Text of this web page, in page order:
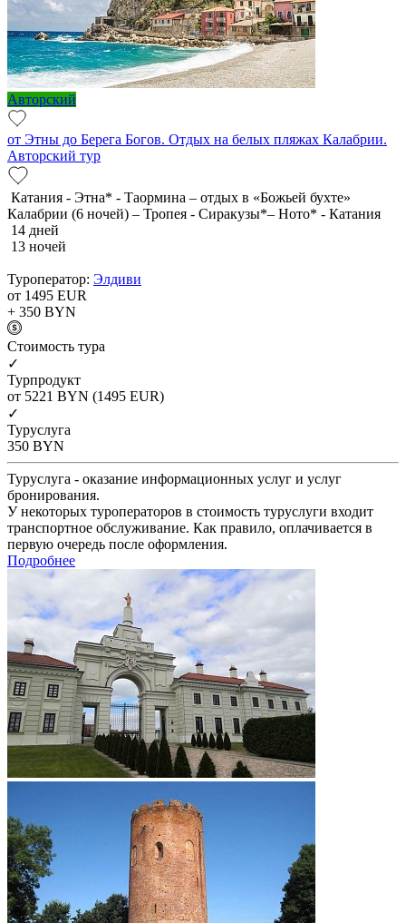
Авторский
от Этны до Берега Богов. Отдых на белых пляжах Калабрии.
Авторский тур
Катания - Этна* - Таормина – отдых в «Божьей бухте»
Калабрии (6 ночей) – Тропея - Сиракузы*– Ното* - Катания
14 дней
13 ночей
Туроператор: Элдиви
от 1495 EUR
+ 350 BYN
Cтоимость тура
✓
Турпродукт
от 5221 BYN (1495 EUR)
✓
Туруслуга
350 BYN
Туруслуга - оказание информационных услуг и услуг
бронирования.
У некоторых туроператоров в стоимость туруслуги входит
транспортное обслуживание. Как правило, оплачивается в
первую очередь после оформления.
Подробнее